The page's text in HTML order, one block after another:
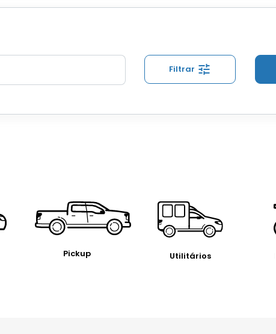
Filtrar
Pickup Utilitários